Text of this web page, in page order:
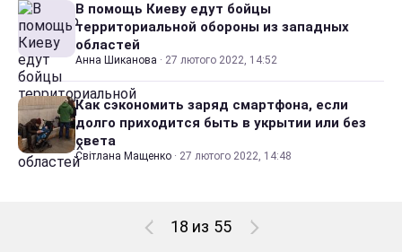
В помощь Киеву едут бойцы
территориальной обороны из западных
областей
Анна Шиканова · 27 лютого 2022, 14:52
Как сэкономить заряд смартфона, если
долго приходится быть в укрытии или без
света
Світлана Мащенко · 27 лютого 2022, 14:48
18 из 55